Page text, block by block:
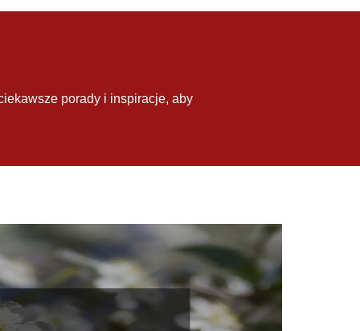
porady i inspiracje, aby